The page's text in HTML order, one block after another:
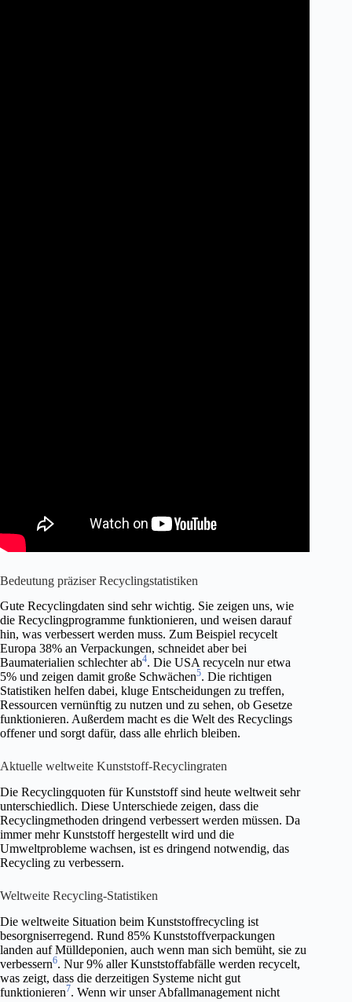
Bedeutung präziser Recyclingstatistiken
Gute Recyclingdaten sind sehr wichtig. Sie zeigen uns, wie
die Recyclingprogramme funktionieren, und weisen darauf
hin, was verbessert werden muss. Zum Beispiel recycelt
Europa 38% an Verpackungen, schneidet aber bei
Baumaterialien schlechter ab4. Die USA recyceln nur etwa
5% und zeigen damit große Schwächen5. Die richtigen
Statistiken helfen dabei, kluge Entscheidungen zu treffen,
Ressourcen vernünftig zu nutzen und zu sehen, ob Gesetze
funktionieren. Außerdem macht es die Welt des Recyclings
offener und sorgt dafür, dass alle ehrlich bleiben.
Aktuelle weltweite Kunststoff-Recyclingraten
Die Recyclingquoten für Kunststoff sind heute weltweit sehr
unterschiedlich. Diese Unterschiede zeigen, dass die
Recyclingmethoden dringend verbessert werden müssen. Da
immer mehr Kunststoff hergestellt wird und die
Umweltprobleme wachsen, ist es dringend notwendig, das
Recycling zu verbessern.
Weltweite Recycling-Statistiken
Die weltweite Situation beim Kunststoffrecycling ist
besorgniserregend. Rund 85% Kunststoffverpackungen
landen auf Mülldeponien, auch wenn man sich bemüht, sie zu
verbessern6. Nur 9% aller Kunststoffabfälle werden recycelt,
was zeigt, dass die derzeitigen Systeme nicht gut
funktionieren7. Wenn wir unser Abfallmanagement nicht